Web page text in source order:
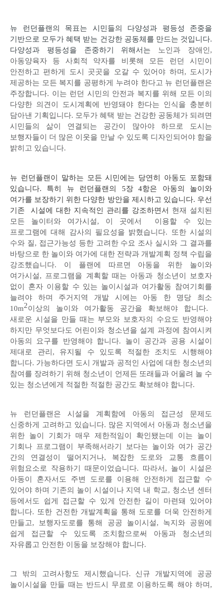
뉴 런던플랜의 목표는 시민들의 다양성과 평등성 존중을
기반으로 모두가 혜택 받는 건강한 공동체를 만드는 것입니다.
다양성과 평등성을 존중하기 위해서는 노인과 장애인,
아동양육자 등 사회적 약자를 비롯해 모든 런던 시민이
안전하고 편하게 도시 곳곳을 오갈 수 있어야 하며 , 도시가
제공하는 모든 복지를 공평하게 누려야 한다고 뉴 런던플랜은
주장합니다. 이는 런던 시민의 안전과 복지를 위해 모든 이의
다양한 의견이 도시계획에 반영돼야 한다는 인식을 충분히
담아낸 기획입니다. 모두가 혜택 받는 건강한 공동체가 되려면
시민들의 삶이 연결되는 공간이 많아야 하므로 도시는
보행자들이 더 많은 이웃을 만날 수 있도록 디자인되어야 함을
밝히고 있습니다.
뉴 런던플랜이 말하는 모든 시민에는 당연히 아동도 포함돼
있습니다. 특히 뉴 런던플랜의 5장4항은 아동의 놀이와
여가를 보장하기 위한 다양한 방안을 제시하고 있습니다. 우선
기존 시설에 대한 지속적인 관리를 강조하면서 현재 설치된
모든 놀이터와 여가시설, 이 곳에서 이용할 수 있는
프로그램에 대해 감사의 필요성을 밝혔습니다.
또한 시설의
수와 질, 접근가능성 등한 고려한 수요 조사 실시와 그 결과를
바탕으로 한 놀이와 여가에 대한 전략과 개발계획 정책 수립을
강조했습니다. 이 플랜에 따르면 아동을 위한 놀이와
여가시설,
프로그램을 계획할 때는 아동과 청소년이 보호자
없이 혼자 이용할 수 있는 놀이시설과 여가활동 참여기회를
늘려야 하며 주거지역 개발 시에는 아동 한 명당 최소
10m2이상의 놀이와 여가활동 공간을 확보해야 합니다.
새로운 시설을 만들 때는 부모와 보호자의 수요도 반영해야
하지만 무엇보다도 어린이와 청소년을 설계 과정에 참여시켜
아동의 요구를 반영해야 합니다. 놀이 공간과 공용 시설이
제대로 관리, 유지될 수 있도록 적절한 조치도 시행해야
합니다. 가능하다면 도시 개발과 공적인 사업에 대한 청소년의
참여를 장려하기 위해 청소년이 언제든 또래들과 어울려 놀 수
있는 청소년에게 적절한 적절한 공간도 확보해야 합니다.
뉴 런던플랜은 시설을 계획함에 아동의 접근성 문제도
신중하게 고려하고 있습니다. 많은 지역에서 아동과 청소년을
위한 놀이 기회가 매우 제한적임이 확인됐는데 이는 놀이
기회나 프로그램이 부족해서라기 보다는 놀이와 여가 공간
간의 연결성이 떨어지거나, 복잡한 도로와 교통 흐름이
위험요소로 작용하기 때문이었습니다. 따라서 , 놀이 시설은
아동이 혼자서도 주변 도로를 이용해 안전하게 접근할 수
있어야 하며 기존의 놀이 시설이나 지역 내 학교, 청소년 센터
등에서도 쉽게 접근할 수 있게 안전한 길이 마련돼 있어야
합니다. 또한 건전한 개발계획을 통해 도로를 더욱 안전하게
만들고, 보행자도로를 통해 공공 놀이시설, 녹지와 공원에
쉽게 접근할 수 있도록 조치함으로써 아동과 청소년의
자유롭고 안전한 이동을 보장해야 합니다.
그 밖의 고려사항도 제시했습니다. 신규 개발지역에 공공
놀이시설을 만들 때는 반드시 무료로 이용하도록 해야 하며 ,